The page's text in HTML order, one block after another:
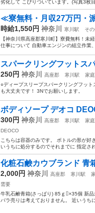
劣化して こびりついています。(写真3枚
≪寮無料・月収27万円・
時給1,550円 神奈川 寒川駅
そ
【神奈川県高座郡寒川町】寮費無料！
仕事について 自動車エンジンの組立作業
スパークリングフットス
250円 神奈川 高座郡 寒川駅
家
○ディープスリープスパークリングフッ
も大丈夫です！ 3Nでお願いします。
ボディソープ デオコ
300円 神奈川 高座郡 寒川駅
家
DEOCO
こちらは容器のみです。 ボトルの形が好
いうちに処分するのでそれまでに 指定さ
化粧石鹸カウブランド 青
2,000円 神奈川 高座郡 寒川駅
需要
牛乳石鹸青箱(さっぱり) 85ｇ×35個 新
バラ売りは考えておりません。 近いうち